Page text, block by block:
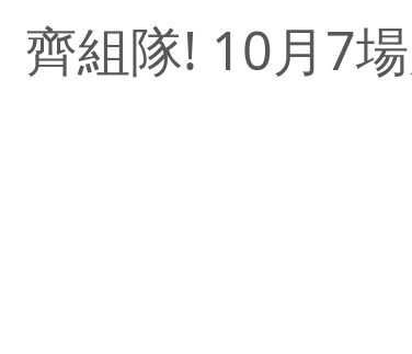
齊組隊! 10月7